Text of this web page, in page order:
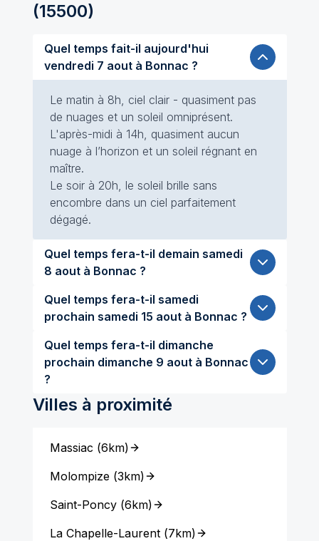
(15500)
Quel temps fait-il aujourd'hui
vendredi 7 aout à Bonnac ?
Le matin à 8h, ciel clair - quasiment pas
de nuages et un soleil omniprésent.
L'après-midi à 14h, quasiment aucun
nuage à l’horizon et un soleil régnant en
maître.
Le soir à 20h, le soleil brille sans
encombre dans un ciel parfaitement
dégagé.
Quel temps fera-t-il demain samedi
8 aout à Bonnac ?
Quel temps fera-t-il samedi
prochain samedi 15 aout à Bonnac ?
Quel temps fera-t-il dimanche
prochain dimanche 9 aout à Bonnac
?
Villes à proximité
Massiac (6km)
Molompize(3km)
Saint-Poncy(6km)
La Chapelle-Laurent(7km)